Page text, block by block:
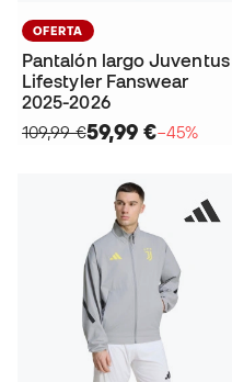
OFERTA
Pantalón largo Juventus
Lifestyler Fanswear
2025-2026
109,99 €59,99 €−45%